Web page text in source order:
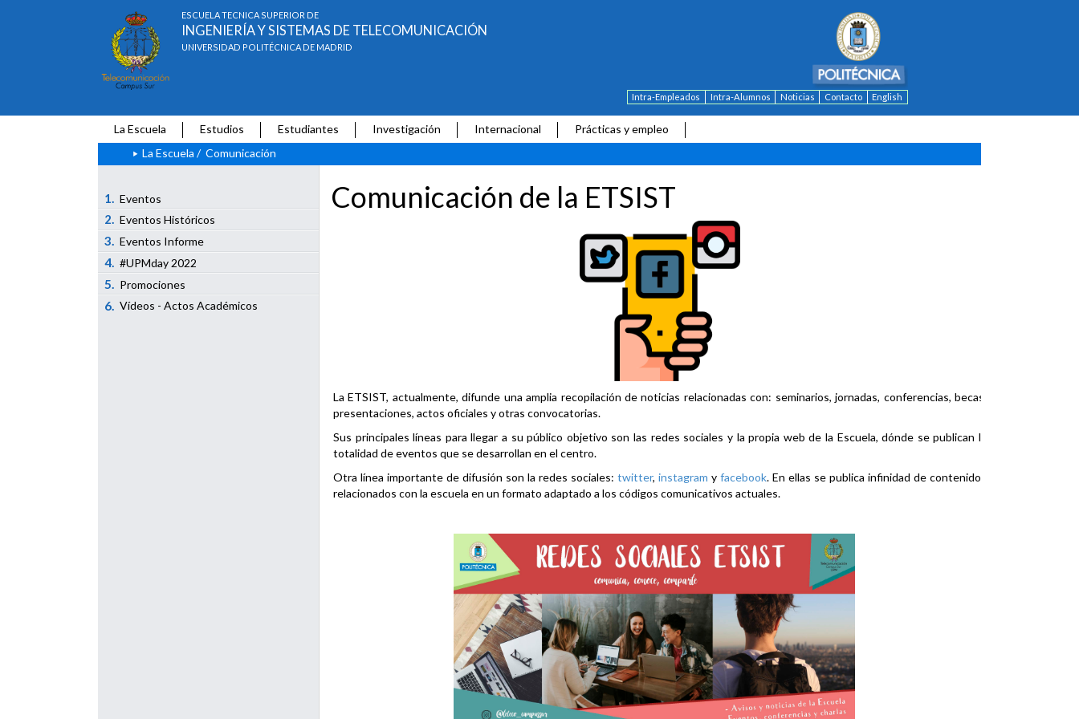
ESCUELA TÉCNICA SUPERIOR DE
INGENIERÍA Y SISTEMAS DE TELECOMUNICACIÓN
UNIVERSIDAD POLITÉCNICA DE MADRID
Intra-Empleados Intra-Alumnos Noticias Contacto English
La Escuela Estudios Estudiantes Investigación Internacional
Prácticas y empleo
La Escuela / Comunicación
1. Eventos
2. Eventos Históricos
3. Eventos Informe
4. #UPMday 2022
5. Promociones
6. Vídeos - Actos Académicos
Comunicación de la ETSIST
La ETSIST, actualmente, difunde una amplia recopilación de noticias relacionadas con: seminarios, jornadas, conferencias, becas,
presentaciones, actos oficiales y otras convocatorias.
Sus principales líneas para llegar a su público objetivo son las redes sociales y la propia web de la Escuela, dónde se publican la
totalidad de eventos que se desarrollan en el centro.
Otra línea importante de difusión son la redes sociales: twitter, instagram y facebook. En ellas se publica infinidad de contenidos
relacionados con la escuela en un formato adaptado a los códigos comunicativos actuales.